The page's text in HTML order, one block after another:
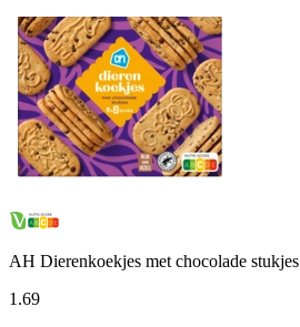
AH Dierenkoekjes met chocolade stukjes
1 .69